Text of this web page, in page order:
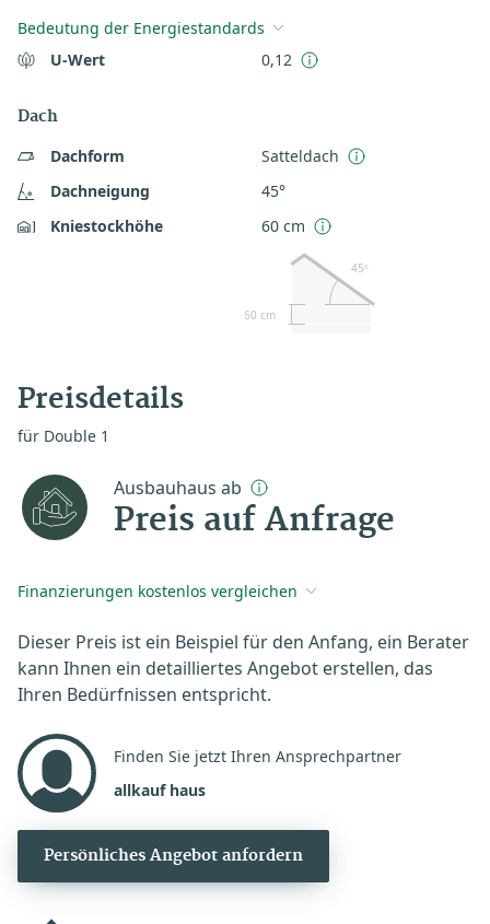
Bedeutung der Energiestandards
U-Wert
0,12
Dach
Dachform
Satteldach
Dachneigung
45°
Kniestockhöhe
60 cm
60 cm
45º
Preisdetails
für Double 1
Ausbauhaus ab
Preis auf Anfrage
Finanzierungen kostenlos vergleichen
Dieser Preis ist ein Beispiel für den Anfang, ein Berater
kann Ihnen ein detailliertes Angebot erstellen, das
Ihren Bedürfnissen entspricht.
Finden Sie jetzt Ihren Ansprechpartner
allkauf haus
Persönliches Angebot anfordern